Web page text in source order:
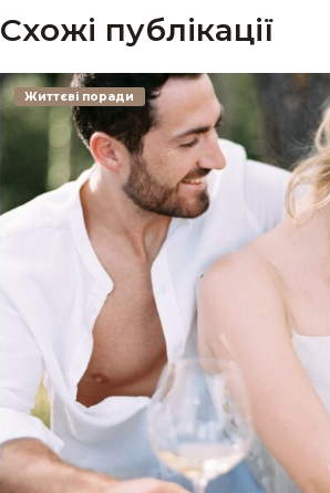
Схожі публікації
Життєві поради